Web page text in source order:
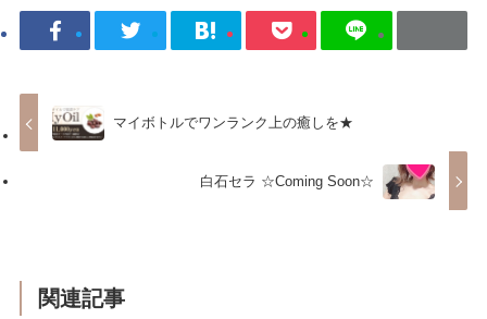
マイボトルでワンランク上の癒しを★
白石セラ ☆Coming Soon☆
関連記事